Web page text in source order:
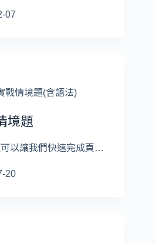
07
戰情境題(含語法)
境題
以讓我們快速完成頁…
20